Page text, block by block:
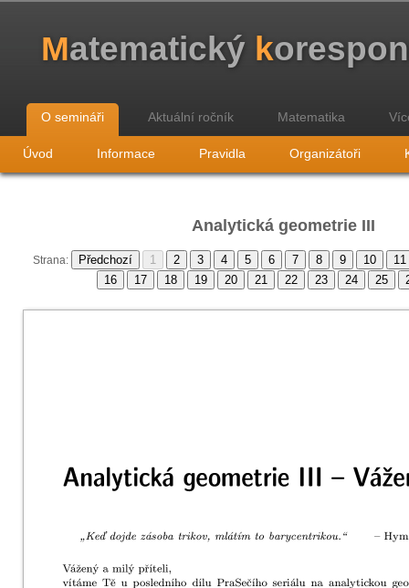
Matematický k
O semináři Aktuální ročník Matematika
Úvod Informace Pravidla Organizátoři
Analytická geometrie III
Strana: